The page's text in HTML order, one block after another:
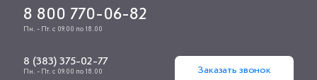
8 800 770-06-82
Пн. - Пт. с 09.00 по 18.00
8 (383) 375-02-77
Пн. - Пт. с 09.00 по 18.00 Заказать звонок